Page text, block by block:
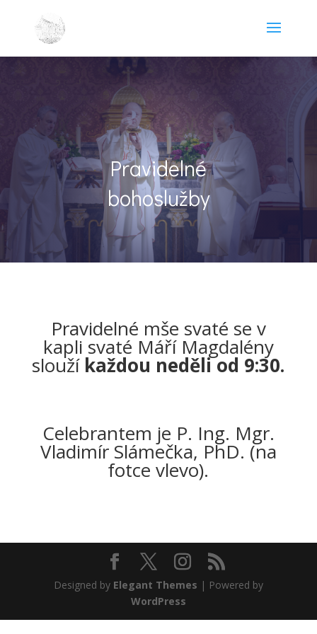
Pravidelné
bohoslužby
Pravidelné mše svaté se v
kapli svaté Máří Magdalény
slouží každou neděli od 9:30.
Celebrantem je P. Ing. Mgr.
Vladimír Slámečka, PhD. (na
fotce vlevo).
Designed by Elegant Themes | Powered by
WordPress